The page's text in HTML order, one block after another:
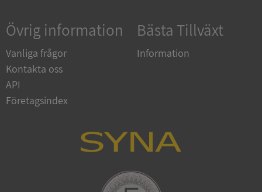
Övrig information
Vanliga frågor
Kontakta oss
API
Företagsindex
Bästa Tillväxt
Information